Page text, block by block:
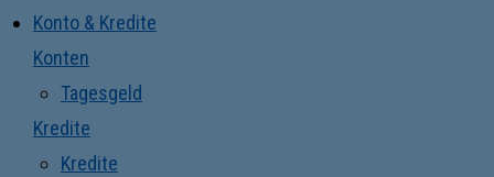
Konto & Kredite
Konten
Tagesgeld
Kredite
Kredite